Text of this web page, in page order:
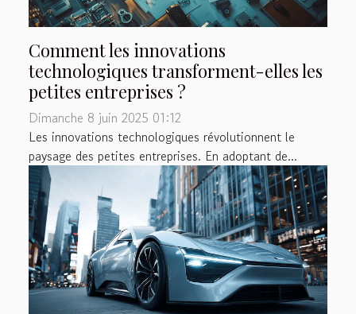
Comment les innovations
technologiques transforment-elles les
petites entreprises ?
Dimanche 8 juin 2025 01:12
Les innovations technologiques révolutionnent le
paysage des petites entreprises. En adoptant de...